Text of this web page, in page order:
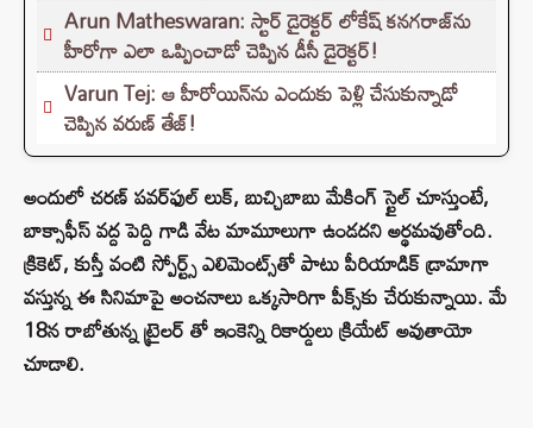
Arun Matheswaran: స్టార్ డైరెక్టర్ లోకేష్ కనగరాజ్‌ను
హీరోగా ఎలా ఒప్పించాడో చెప్పిన డీసీ డైరెక్టర్!
Varun Tej: ఆ హీరోయిన్‌ను ఎందుకు పెళ్లి చేసుకున్నాడో
చెప్పిన వరుణ్ తేజ్!
అందులో చరణ్ పవర్‌ఫుల్ లుక్, బుచ్చిబాబు మేకింగ్ స్టైల్ చూస్తుంటే,
బాక్సాఫీస్ వద్ద పెద్ది గాడి వేట మామూలుగా ఉండదని అర్థమవుతోంది.
క్రికెట్, కుస్తీ వంటి స్పోర్ట్స్ ఎలిమెంట్స్‌తో పాటు పీరియాడిక్ డ్రామాగా
వస్తున్న ఈ సినిమాపై అంచనాలు ఒక్కసారిగా పీక్స్‌కు చేరుకున్నాయి. మే
18న రాబోతున్న ట్రైలర్ తో ఇంకెన్ని రికార్డులు క్రియేట్ అవుతాయో
చూడాలి.